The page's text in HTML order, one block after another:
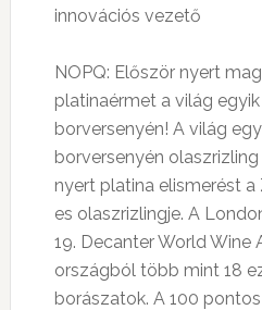
innovációs vezető
NOPQ: Először nyert
platinaérmet a világ
borversenyén! A világ
borversenyén
nyert platina elismerést
es olaszrizlingje. A
19. Decanter World Wine
országból több mint 18
borászatok. A 100